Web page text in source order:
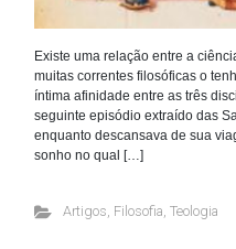
Existe uma relação entre a
muitas correntes filosóficas o
íntima afinidade entre as três
seguinte episódio extraído das
enquanto descansava de sua
sonho no qual […]
Artigos, Filosofia, Teologia